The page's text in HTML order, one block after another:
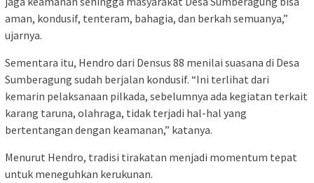
aman, kondusif, tenteram, bahagia, dan berkah semuanya,”
ujarnya.
Sementara itu, Hendro dari Densus 88 menilai suasana di Desa
Sumberagung sudah berjalan kondusif. “Ini terlihat dari
kemarin pelaksanaan pilkada, sebelumnya ada kegiatan terkait
karang taruna, olahraga, tidak terjadi hal-hal yang
bertentangan dengan keamanan,” katanya.
Menurut Hendro, tradisi tirakatan menjadi momentum tepat
untuk meneguhkan kerukunan.